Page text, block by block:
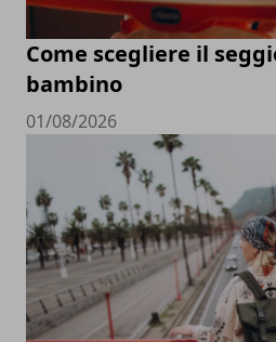
Come scegliere il
bambino
01/08/2026